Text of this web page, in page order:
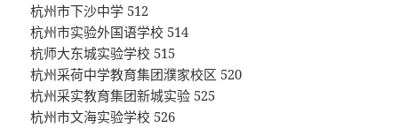
杭州市下沙中学 512
杭州市实验外国语学校 514
杭师大东城实验学校 515
杭州采荷中学教育集团濮家校区 520
杭州采实教育集团新城实验 525
杭州市文海实验学校 526